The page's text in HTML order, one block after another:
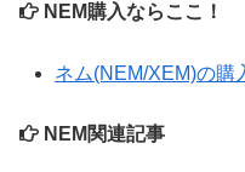
NEM購入ならここ！
ネム(NEM/XEM)の購
NEM関連記事